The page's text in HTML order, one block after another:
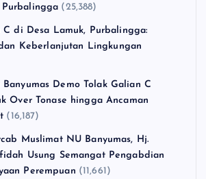
(25,388)
C di Desa Lamuk, Purbalingga:
Keberlanjutan Lingkungan
Banyumas Demo Tolak Galian C
Over Tonase hingga Ancaman
(16,187)
Muslimat NU Banyumas, Hj.
Usung Semangat Pengabdian
Perempuan (11,661)